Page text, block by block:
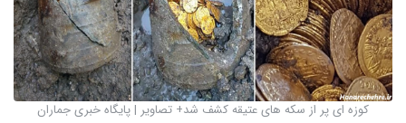
کوزه ای پر از سکه های عتیقه کشف شد+ تصاویر | پایگاه خبری جماران